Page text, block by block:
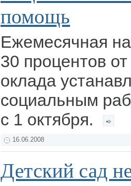
помощь
Ежемесячная
30 процентов
оклада
социальным
с 1 октября.
16.06.2008
Детский сад